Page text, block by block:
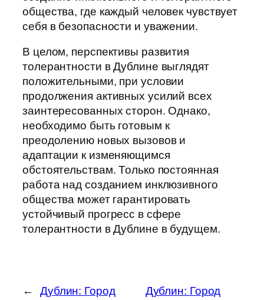
общества, где каждый человек чувствует
себя в безопасности и уважении.
В целом, перспективы развития
толерантности в Дублине выглядят
положительными, при условии
продолжения активных усилий всех
заинтересованных сторон. Однако,
необходимо быть готовым к
преодолению новых вызовов и
адаптации к изменяющимся
обстоятельствам. Только постоянная
работа над созданием инклюзивного
общества может гарантировать
устойчивый прогресс в сфере
толерантности в Дублине в будущем.
←
Дублин: Город
Дублин: Город